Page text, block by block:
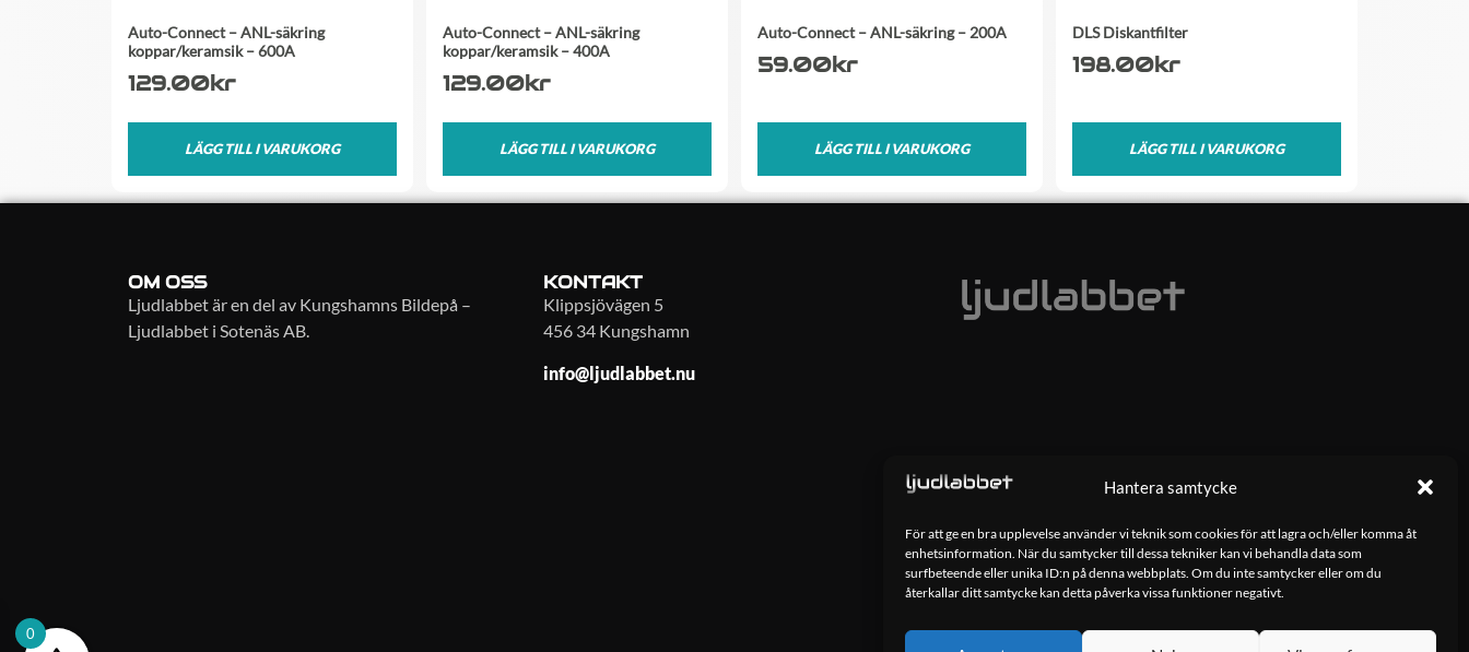
Hantera samtycke
För att ge en bra upplevelse använder vi teknik som cookies för att lagra och/eller komma åt
enhetsinformation. När du samtycker till dessa tekniker kan vi behandla data som
surfbeteende eller unika ID:n på denna webbplats. Om du inte samtycker eller om du
återkallar ditt samtycke kan detta påverka vissa funktioner negativt.
Auto-Connect – ANL-säkring
koppar/keramsik – 600A
129.00kr
LÄGG TILL I VARUKORG
Auto-Connect – ANL-säkring
koppar/keramsik – 400A
129.00kr
LÄGG TILL I VARUKORG
Auto-Connect – ANL-säkring – 200A
59.00kr
LÄGG TILL I VARUKORG
DLS Diskantfilter
198.00kr
LÄGG TILL I VARUKORG
OM OSS
Ljudlabbet är en del av Kungshamns Bildepå –
Ljudlabbet i Sotenäs AB.
KONTAKT
Klippsjövägen 5
456 34 Kungshamn
info@ljudlabbet.nu
0